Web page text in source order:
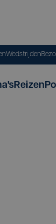
Wedstrijden
Reizen